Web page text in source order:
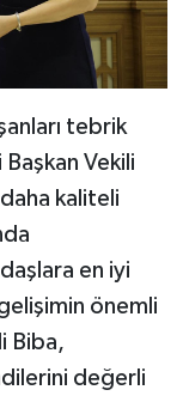
tebrik
Vekili
kaliteli
en iyi
önemli
Biba,
değerli